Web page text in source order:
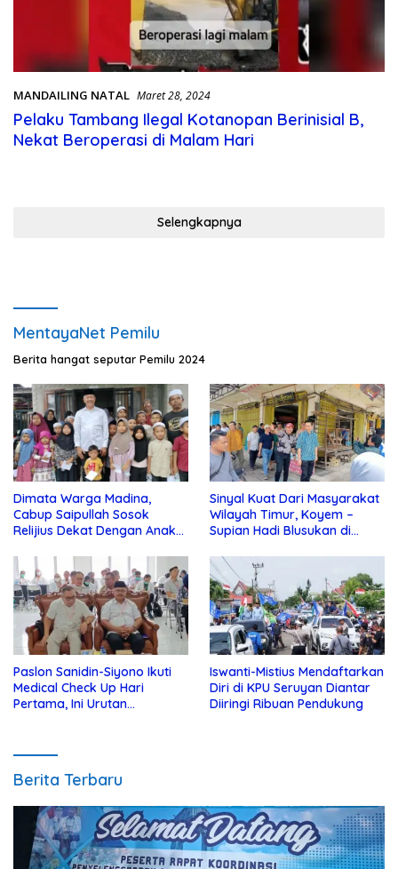
MANDAILING NATAL Maret 28, 2024
Pelaku Tambang Ilegal Kotanopan Berinisial B,
Nekat Beroperasi di Malam Hari
Selengkapnya
MentayaNet Pemilu
Berita hangat seputar Pemilu 2024
Dimata Warga Madina,
Cabup Saipullah Sosok
Relijius Dekat Dengan Anak
Sinyal Kuat Dari Masyarakat
Wilayah Timur, Koyem –
Supian Hadi Blusukan di
Paslon Sanidin-Siyono Ikuti
Medical Check Up Hari
Pertama, Ini Urutan
Iswanti-Mistius Mendaftarkan
Diri di KPU Seruyan Diantar
Diiringi Ribuan Pendukung
Berita Terbaru